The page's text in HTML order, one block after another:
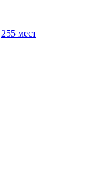
255 мест